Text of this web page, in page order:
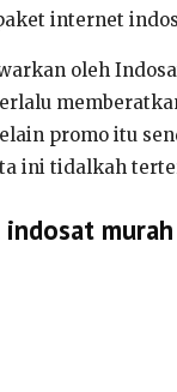
internet
oleh
promo itu
ini tidalkah
murah